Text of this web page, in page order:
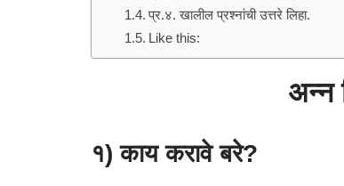
प्र.४. खालील प्रश्नांची उत्तरे लिहा.
Like this:
अन्न
१) काय करावे बरे?